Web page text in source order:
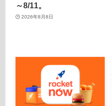
～8/11。
2026年8月8日